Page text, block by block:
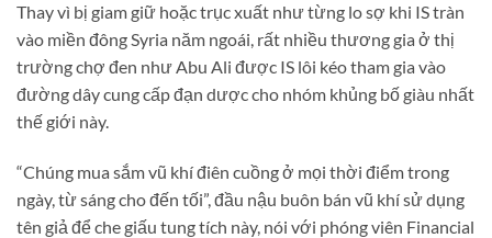
Thay vì bị giam giữ hoặc trục xuất như từng lo sợ khi IS tràn
vào miền đông Syria năm ngoái, rất nhiều thương gia ở thị
trường chợ đen như Abu Ali được IS lôi kéo tham gia vào
đường dây cung cấp đạn dược cho nhóm khủng bố giàu nhất
thế giới này.
“Chúng mua sắm vũ khí điên cuồng ở mọi thời điểm trong
ngày, từ sáng cho đến tối”, đầu nậu buôn bán vũ khí sử dụng
tên giả để che giấu tung tích này, nói với phóng viên Financial